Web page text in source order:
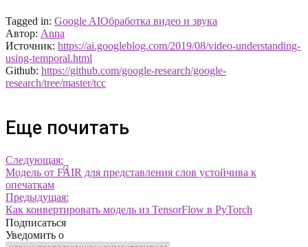
Tagged in: Google AIОбработка видео и звука
Автор: Anna
Источник: https://ai.googleblog.com/2019/08/video-understanding-
using-temporal.html
Github: https://github.com/google-research/google-
research/tree/master/tcc
Еще почитать
Следующая:
Модель от FAIR для представления слов устойчива к
опечаткам
Предыдущая:
Как конвертировать модель из TensorFlow в PyTorch
Подписаться
Уведомить о